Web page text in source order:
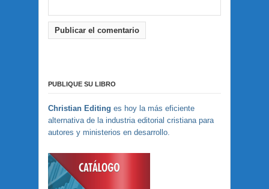
PUBLIQUE SU LIBRO
Christian Editing es hoy la más eficiente
alternativa de la industria editorial cristiana para
autores y ministerios en desarrollo.